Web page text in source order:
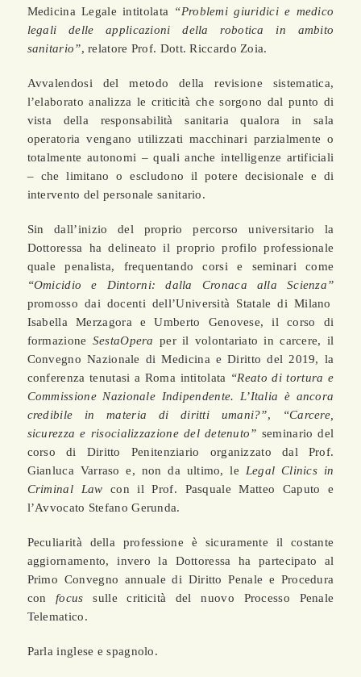
Medicina Legale intitolata
“Problemi giuridici e medico
legali delle applicazioni della robotica in ambito
sanitario”, relatore Prof. Dott. Riccardo Zoia.
Avvalendosi del metodo della revisione sistematica,
l’elaborato analizza le criticità che sorgono dal punto di
vista della responsabilità sanitaria qualora in sala
operatoria vengano utilizzati macchinari parzialmente o
totalmente autonomi – quali anche intelligenze artificiali
– che limitano o escludono il potere decisionale e di
intervento del personale sanitario.
Sin dall’inizio del proprio percorso universitario la
Dottoressa ha delineato il proprio profilo professionale
quale penalista, frequentando corsi e seminari come
“Omicidio e Dintorni: dalla Cronaca alla Scienza”
promosso dai docenti dell’Università Statale di Milano
Isabella Merzagora e Umberto Genovese, il corso di
formazione SestaOpera per il volontariato in carcere, il
Convegno Nazionale di Medicina e Diritto del 2019, la
conferenza tenutasi a Roma intitolata “Reato di tortura e
Commissione Nazionale Indipendente. L’Italia è ancora
credibile in materia di diritti umani?”,
“Carcere,
sicurezza e risocializzazione del detenuto” seminario del
corso di Diritto Penitenziario organizzato dal Prof.
Gianluca Varraso e, non da ultimo, le Legal Clinics in
Criminal Law con il Prof. Pasquale Matteo Caputo e
l’Avvocato Stefano Gerunda.
Peculiarità della professione è sicuramente il costante
aggiornamento, invero la Dottoressa ha partecipato al
Primo Convegno annuale di Diritto Penale e Procedura
confocus sulle criticità del nuovo Processo Penale
Telematico.
Parla inglese e spagnolo.